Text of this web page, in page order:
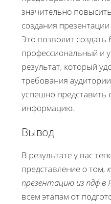
значительно
создания
Это позволит создать
профессиональный и
результат, который
требования
успешно представить
информацию.
Вывод
В результате у вас
представление о том,
презентацию из пдф в
всем этапам от